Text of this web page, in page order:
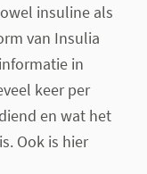
insuline als
van Insulia
in
keer per
en wat het
Ook is hier